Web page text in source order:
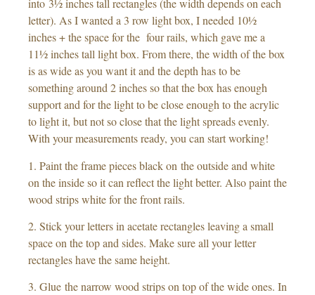
into 3½ inches tall rectangles (the width depends on each
letter). As I wanted a 3 row light box, I needed 10½
inches + the space for the four rails, which gave me a
11½ inches tall light box. From there, the width of the box
is as wide as you want it and the depth has to be
something around 2 inches so that the box has enough
support and for the light to be close enough to the acrylic
to light it, but not so close that the light spreads evenly.
With your measurements ready, you can start working!
1. Paint the frame pieces black on the outside and white
on the inside so it can reflect the light better. Also paint the
wood strips white for the front rails.
2. Stick your letters in acetate rectangles leaving a small
space on the top and sides. Make sure all your letter
rectangles have the same height.
3. Glue the narrow wood strips on top of the wide ones. In